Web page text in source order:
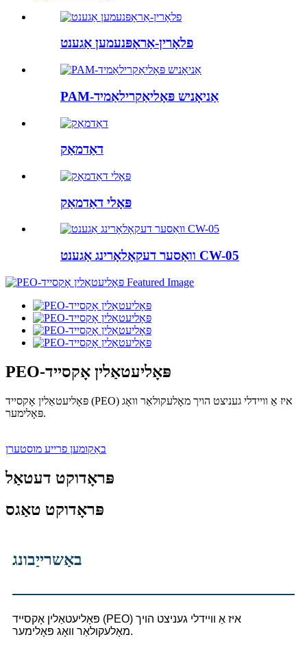
פלאָרין-אַראָפּנעמען אַגענט
PAM-אַניאָניש פּאָליאַקרילאַמיד
דאַדמאַק
פּאָלי דאַדמאַק
וואַסער דעקאָלאָרינג אַגענט CW-05
PEO-פּאָליעטאַלין אָקסייד
פּאָליעטאַלין אָקסייד (PEO) איז אַ וויידלי געניצט הויך מאָלעקולאַר וואָג
פּאָלימער.
באַקומען פרייע מוסטערן
פּראָדוקט דעטאַל
פּראָדוקט טאַגס
באַשרייַבונג
פּאָליעטאַלין אָקסייד (PEO) איז אַ וויידלי געניצט הויך
מאָלעקולאַר וואָג פּאָלימער.